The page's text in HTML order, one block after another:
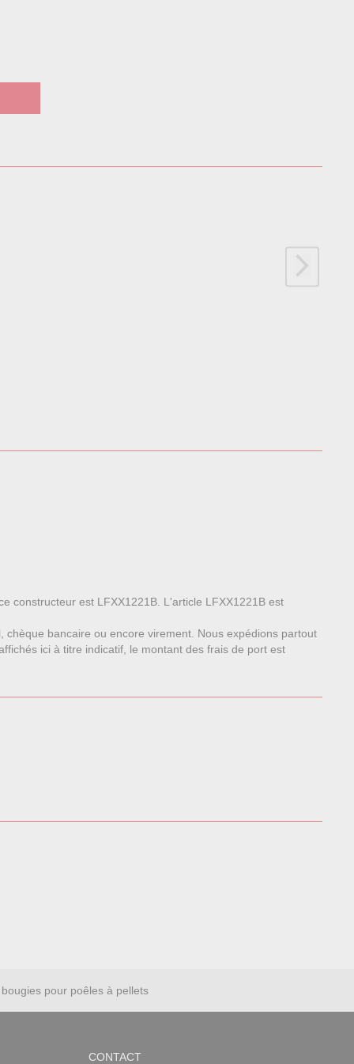
constructeur est LFXX1221B. L'article LFXX1221B est
bancaire ou encore virement. Nous expédions partout
ici à titre indicatif, le montant des frais de port est
pour poêles à pellets
CONTACT